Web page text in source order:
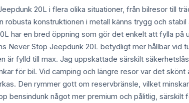
20L i flera olika situationer, från bilresor till
robusta konstruktionen i metall känns trygg och
har en bred öppning som gör det enkelt att fylla
Never Stop Jeepdunk 20L betydligt mer hållbar
är fylld till max. Jag uppskattade särskilt
för bil. Vid camping och längre resor var det
Den rymmer gott om reservbränsle, vilket
bensindunk något mer premium och pålitlig,